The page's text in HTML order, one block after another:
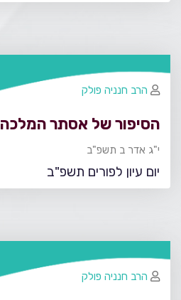
הסיפור של אסתר המלכה
י"ג אדר ב תשפ"ב
יום עיון לפורים תשפ"ב
הרב חנניה פולק
הרב חנניה פולק